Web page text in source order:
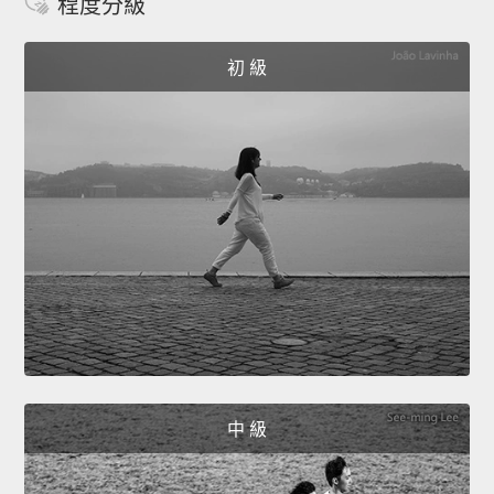
程度分級
初 級
中 級